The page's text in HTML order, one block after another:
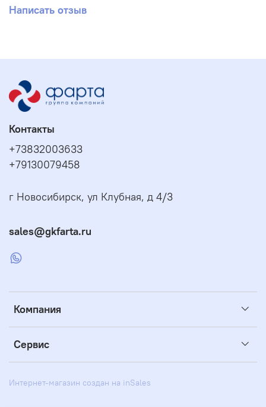
Написать отзыв
Компания
Сервис
Контакты
+73832003633
+79130079458
г Новосибирск, ул Клубная, д 4/3
sales@gkfarta.ru
Интернет-магазин создан на inSales